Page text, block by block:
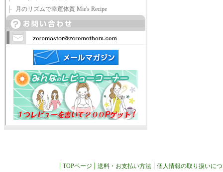
├
月のリズムで幸運体質 Mie's Recipe
TOPページ 送料・お支払い方法
個人情報の取り扱いに